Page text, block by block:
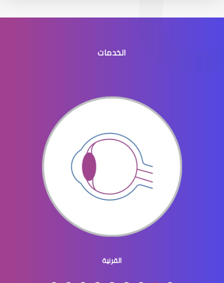
افضل طبيب عيون جنوب الرياض
افضل دكتور عيون في النسيم
طبيب عيون اطفال
الخدمات
القرنية